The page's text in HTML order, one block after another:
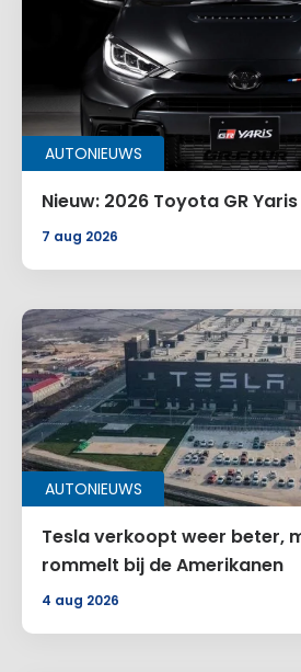
Voeg een reactie
Alternative:
AUTONIEUWS
Nieuw: 2026 Toyota GR
7 aug 2026
AUTONIEUWS
Tesla verkoopt weer beter,
rommelt bij de Amerikanen
4 aug 2026